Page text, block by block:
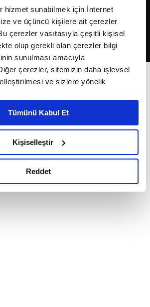
hizmet sunabilmek için İnternet
ve üçüncü kişilere ait çerezler
çerezler vasıtasıyla çeşitli kişisel
olup gerekli olan çerezler bilgi
sunulması amacıyla
çerezler, sitemizin daha işlevsel
ve sizlere yönelik
yapılması, amaçlarıyla
çerez paneli vasıtasıyla
ilişkin detaylı bilgi için
Çerez Bilgilendirme
ziyaretiniz kapsamında
Tümünü Kabul Et
Kişiselleştir
Reddet
hakları saklıdır.